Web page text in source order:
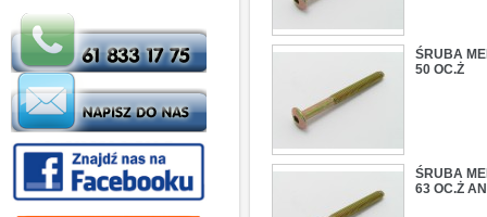
ŚRUBA
50 OC.Ż
ŚRUBA
63 OC.Ż